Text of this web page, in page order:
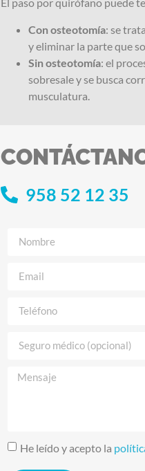
Con osteotomía: se
y eliminar la parte que
Sin osteotomía: el
sobresale y se busca
musculatura.
958 52 12 35
He leído y acepto la